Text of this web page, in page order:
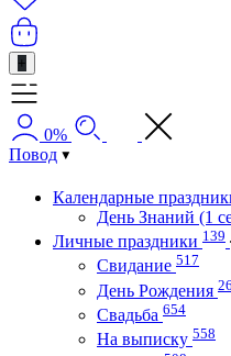
+
0%
Повод
Календарные
День Знаний (1
Личные праздники 139
Свидание 517
День Рождения
Свадьба 654
На выписку 558